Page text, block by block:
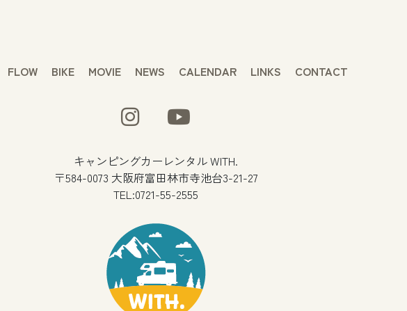
FLOW BIKE MOVIE NEWS CALENDAR LINKS CONTACT
キャンピングカーレンタル WITH.
〒584-0073 大阪府富田林市寺池台3-21-27
TEL:0721-55-2555